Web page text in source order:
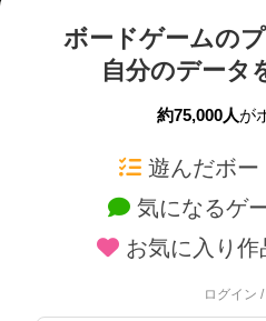
ボードゲームの
自分のデータ
約75,000人が
遊んだボー
気になるゲ
お気に入り
ログイン
ボードゲームを検索する
ボードゲームの新着レビュー